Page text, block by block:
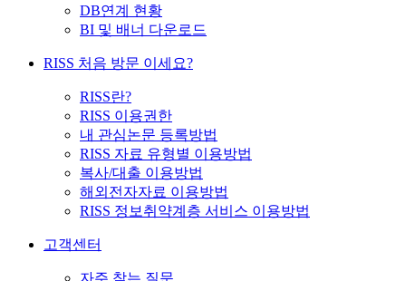
DB연계 현황
BI 및 배너 다운로드
RISS 처음 방문 이세요?
RISS란?
RISS 이용권한
내 관심논문 등록방법
RISS 자료 유형별 이용방법
복사/대출 이용방법
해외전자자료 이용방법
RISS 정보취약계층 서비스 이용방법
고객센터
자주 찾는 질문